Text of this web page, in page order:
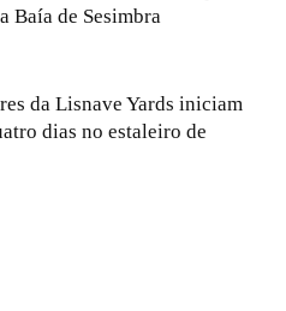
Baía de Sesimbra
da Lisnave Yards iniciam
dias no estaleiro de